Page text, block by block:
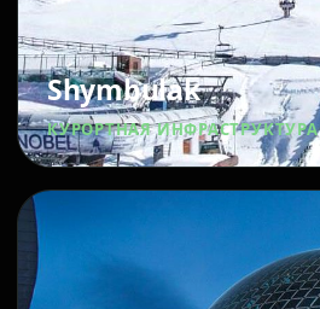
Shymbulak
КУРОРТНАЯ ИНФРАСТРУКТУРА